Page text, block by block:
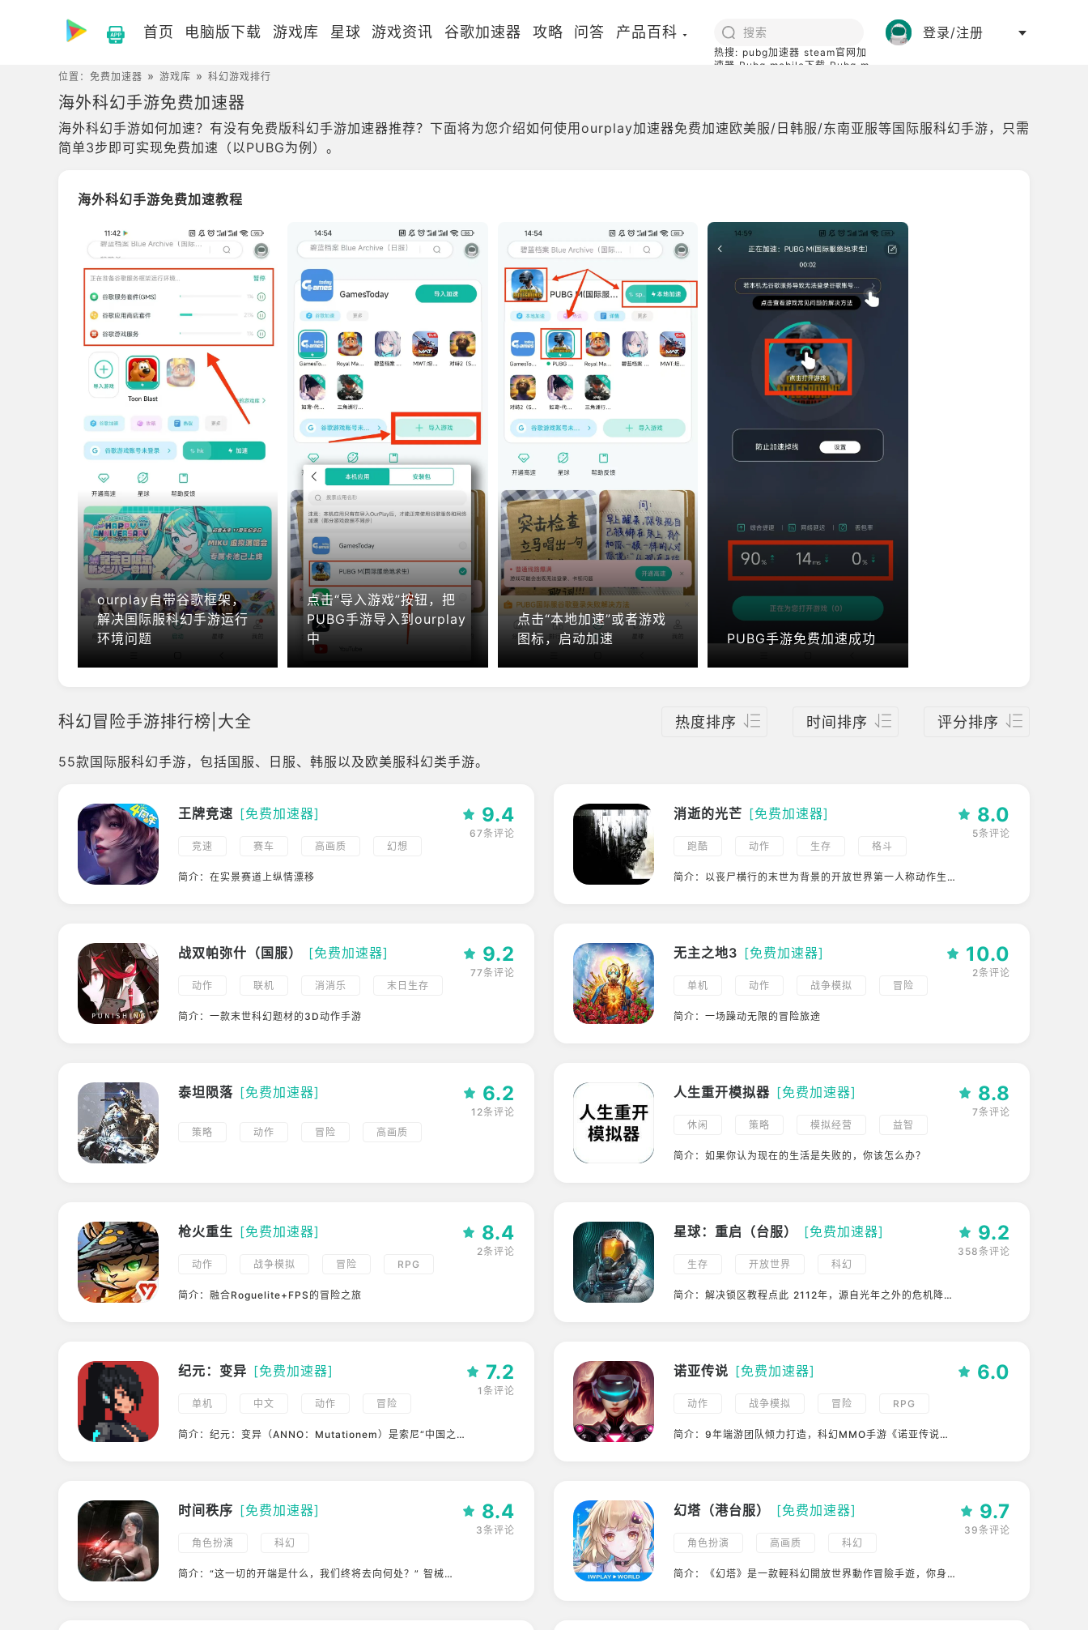
首页 电脑版下载 游戏库 星球 游戏资讯 谷歌加速器 攻略 问答 产品百科
热搜: pubg加速器 steam官网加
速器 Pubg mobile下载 Pubg m
登录/注册
位置： 免费加速器 游戏库 科幻游戏排行
海外科幻手游免费加速器
海外科幻手游如何加速？有没有免费版科幻手游加速器推荐？下面将为您介绍如何使用ourplay加速器免费加速欧美服/日韩服/东南亚服等国际服科幻手游，只需
简单3步即可实现免费加速（以PUBG为例）。
海外科幻手游免费加速教程
ourplay自带谷歌框架，
解决国际服科幻手游运行
环境问题
点击“导入游戏”按钮，把
PUBG手游导入到ourplay
中
点击“本地加速”或者游戏
图标，启动加速
PUBG手游免费加速成功
科幻冒险手游排行榜|大全 热度排序 时间排序 评分排序
55款国际服科幻手游，包括国服、日服、韩服以及欧美服科幻类手游。
王牌竞速 [免费加速器]
竞速 赛车 高画质 幻想
科幻
简介：在实景赛道上纵情漂移
9.4
67条评论
消逝的光芒 [免费加速器]
跑酷 动作 生存 格斗
角色扮演 多人 3D 射击
简介：以丧尸横行的末世为背景的开放世界第一人称动作生存
8.0
5条评论
战双帕弥什（国服） [免费加速器]
动作 联机 消消乐 末日生存
ACG 高画质 二次元
简介：一款末世科幻题材的3D动作手游
9.2
77条评论
无主之地3 [免费加速器]
单机 动作 战争模拟 冒险
RPG 角色扮演
简介：一场躁动无限的冒险旅途
10.0
2条评论
泰坦陨落 [免费加速器]
策略 动作 冒险 高画质
6.2
12条评论
人生重开模拟器 [免费加速器]
休闲 策略 模拟经营 益智
模拟 战争模拟 角色扮演
简介：如果你认为现在的生活是失败的，你该怎么办？
8.8
7条评论
枪火重生 [免费加速器]
动作 战争模拟 冒险 RPG
角色扮演 3D 射击
简介：融合Roguelite+FPS的冒险之旅
8.4
2条评论
星球：重启（台服） [免费加速器]
生存 开放世界 科幻
简介： 解决锁区教程点此
坏失序的世界，夺回我们的生存空间，重启星球的荣光！
9.2
358条评论
纪元：变异 [免费加速器]
单机 中文 动作 冒险
像素 幻想 科幻 移植
简介：纪元：变异（ANNO：Mutationem）是索尼“中国之
7.2
1条评论
诺亚传说 [免费加速器]
动作 战争模拟 冒险 RPG
角色扮演 3D 幻想 科幻
简介：9年端游团队倾力打造，科幻MMO手游《诺亚传说》
6.0
时间秩序 [免费加速器]
角色扮演 科幻
简介：“这一切的开端是什么，我们终将去向何处？” 智械危
8.4
3条评论
幻塔（港台服） [免费加速器]
角色扮演 高画质 科幻
简介：《幻塔》是一款輕科幻開放世界動作冒險手遊，你身處
9.7
39条评论